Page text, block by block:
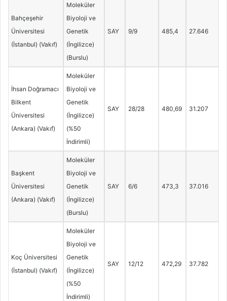
Bahçeşehir
Üniversitesi
(İstanbul) (Vakıf)
Moleküler
Biyoloji ve
Genetik
(İngilizce)
(Burslu)
SAY 9/9 485,4 27.646
İhsan Doğramacı
Bilkent
Üniversitesi
(Ankara) (Vakıf)
Moleküler
Biyoloji ve
Genetik
(İngilizce)
(%50
İndirimli)
SAY 28/28 480,69 31.207
Başkent
Üniversitesi
(Ankara) (Vakıf)
Moleküler
Biyoloji ve
Genetik
(İngilizce)
(Burslu)
SAY 6/6 473,3 37.016
Koç Üniversitesi
(İstanbul) (Vakıf)
Moleküler
Biyoloji ve
Genetik
(İngilizce)
(%50
İndirimli)
SAY 12/12 472,29 37.782